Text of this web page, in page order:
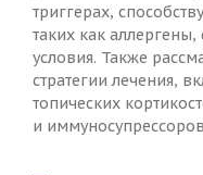
триггерах,
таких как аллергены,
условия. Также
стратегии лечения,
топических
и